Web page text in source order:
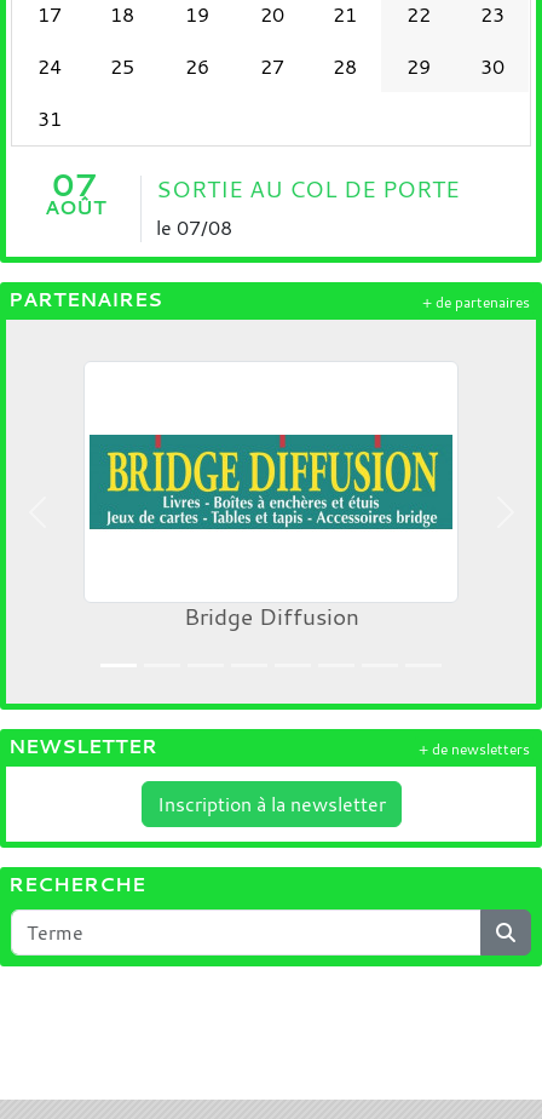
17
18 19 20 21 22
23
24
25 26 27 28 29
30
31
07
AOÛT
SORTIE AU COL DE PORTE
le 07/08
PARTENAIRES
Bridge Diffusion
Précedent
+ de partenaires
NEWSLETTER
Inscription à la newsletter
+ de newsletters
RECHERCHE